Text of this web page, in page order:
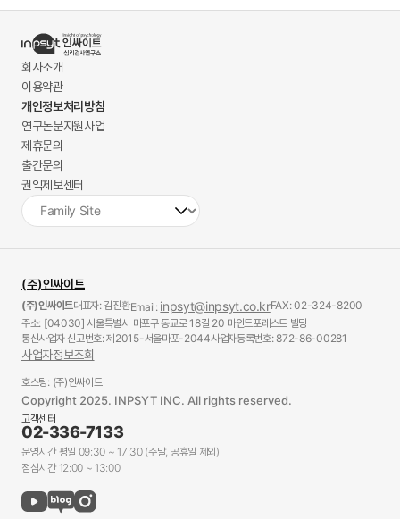
회사소개
이용약관
개인정보처리방침
연구논문지원사업
제휴문의
출간문의
권익제보센터
(주)인싸이트
(주)인싸이트대표자: 김진환Email: inpsyt@inpsyt.co.krFAX: 02-324-8200
주소: [04030] 서울특별시 마포구 동교로 18길 20 마인드포레스트 빌딩
통신사업자 신고번호: 제2015-서울마포-2044사업자등록번호: 872-86-00281
사업자정보조회
호스팅: (주)인싸이트
Copyright 2025. INPSYT INC. All rights reserved.
고객센터
02-336-7133
운영시간 평일 09:30 ~ 17:30 (주말, 공휴일 제외)
점심시간 12:00 ~ 13:00